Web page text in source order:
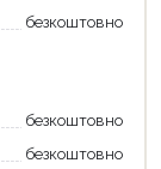
безкоштовно
безкоштовно
безкоштовно